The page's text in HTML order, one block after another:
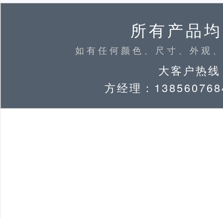
所有产品
如有任何颜色、尺寸、外观
大客户热
方经理：